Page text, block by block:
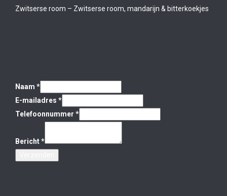
Zwitserse room – Zwitserse room, mandarijn & bitterkoekjes
Naam *
E-mailadres *
Telefoonnummer *
Bericht*